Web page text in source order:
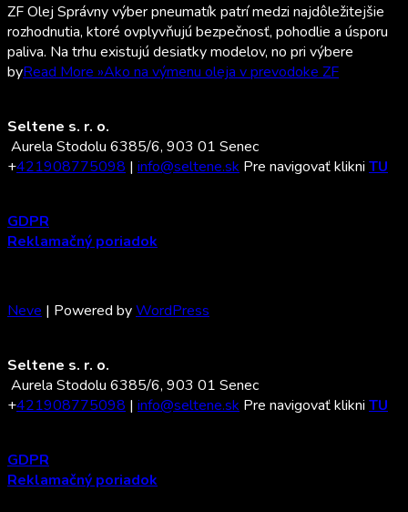
ZF Olej Správny výber pneumatík patrí medzi najdôležitejšie
rozhodnutia, ktoré ovplyvňujú bezpečnosť, pohodlie a úsporu
paliva. Na trhu existujú desiatky modelov, no pri výbere
byRead More »Ako na výmenu oleja v prevodoke ZF
Seltene s. r. o.
Aurela Stodolu 6385/6, 903 01 Senec
+421908775098 | info@seltene.sk Pre navigovať klikni TU
GDPR
Reklamačný poriadok
Neve | Powered byWordPress
Seltene s. r. o.
Aurela Stodolu 6385/6, 903 01 Senec
+421908775098 | info@seltene.sk Pre navigovať klikni TU
GDPR
Reklamačný poriadok